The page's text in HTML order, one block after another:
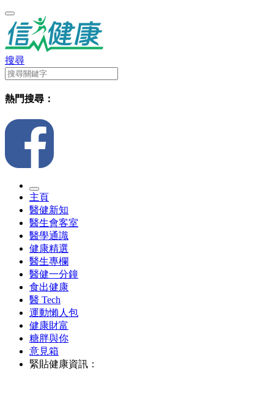
搜尋
熱門搜尋：
主頁
醫健新知
醫生會客室
醫學通識
健康精選
醫生專欄
醫健一分鐘
食出健康
醫 Tech
運動懶人包
健康財富
糖胖與你
意見箱
緊貼健康資訊：